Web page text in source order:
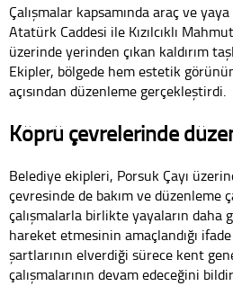
Çalışmalar kapsamında araç ve
Atatürk Caddesi ile Kızılcıklı
üzerinde yerinden çıkan kaldırım
Ekipler, bölgede hem estetik
açısından düzenleme gerçekleştirdi.
Köprü çevrelerinde
Belediye ekipleri, Porsuk Çayı
çevresinde de bakım ve düzenleme
çalışmalarla birlikte yayaların
hareket etmesinin amaçlandığı
şartlarının elverdiği sürece kent
çalışmalarının devam edeceğini